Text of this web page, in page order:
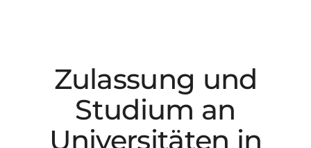
Studienkolleg-Kurse
Freshman / Foundation
Studienvorbereitung
Zweitstudium
BEWERBEN NACH …
11-jähriger Schule
Zulassung und
Studium an
Universitäten in